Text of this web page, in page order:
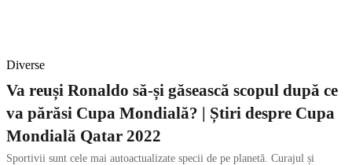
Diverse
Va reuși Ronaldo să-și găsească scopul după ce
va părăsi Cupa Mondială? | Știri despre Cupa
Mondială Qatar 2022
Sportivii sunt cele mai autoactualizate specii de pe planetă. Curajul și